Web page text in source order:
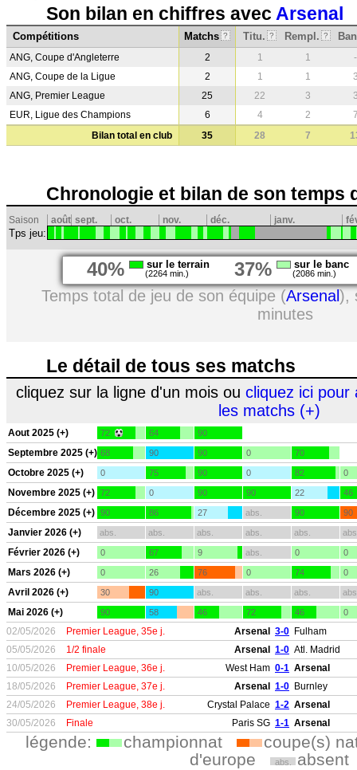
Son bilan en chiffres avec Arsenal
Compétitions Matchs ? Titu. ? Rempl. ?
ANG, Coupe d'Angleterre 2 1 1
-
ANG, Coupe de la Ligue
2 1 1
ANG, Premier League
25 22 3
EUR, Ligue des Champions
6 4 2
Bilan total en club
35 28 7
Chronologie et bilan de son temps
Saison août sept. oct. nov. déc. janv.
Tps jeu:
40% sur le terrain
(2264 min.) 37% sur le banc
(2086 min.)
Temps total de jeu de son équipe (Arsenal),
minutes
Le détail de tous ses matchs
cliquez sur la ligne d'un mois ou cliquez ici pour
les matchs (+)
Aout 2025 (+) 72 64 90
Septembre 2025 (+) 68 90 90 0 70
Octobre 2025 (+) 0 75 90 0 82 0
Novembre 2025 (+) 72 0 90 90 22 46
Décembre 2025 (+) 90 86 27 abs. 90 90
Janvier 2026 (+) abs. abs. abs. abs. abs.
Février 2026 (+) 0 67 9 abs. 0 0
Mars 2026 (+) 0 26 76 0 74 0
Avril 2026 (+) 30 90 abs. abs. abs.
Mai 2026 (+) 90 58 46 72 46 0
02/05/2026 Premier League, 35e j. Arsenal 3-0 Fulham
05/05/2026
1/2 finale Arsenal 1-0 Atl. Madrid
10/05/2026
Premier League, 36e j. West Ham 0-1 Arsenal
18/05/2026
Premier League, 37e j. Arsenal 1-0 Burnley
24/05/2026
Premier League, 38e j. Crystal Palace 1-2 Arsenal
30/05/2026
Finale Paris SG 1-1 Arsenal
légende: championnat
coupe(s)
d'europe
abs. absent